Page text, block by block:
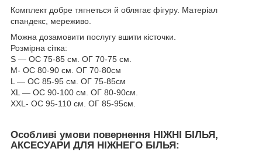
Комплект добре тягнеться й облягає фігуру. Матеріал
спандекс, мереживо.
Можна дозамовити послугу вшити кісточки.
Розмірна сітка:
S — ОС 75-85 см. ОГ 70-75 см.
M- ОС 80-90 см. ОГ 70-80см
L — ОС 85-95 см. ОГ 75-85см
XL — ОС 90-100 см. ОГ 80-90см.
XXL- ОС 95-110 см. ОГ 85-95см.
Особливі умови повернення НІЖНІ БІЛЬЯ,
АКСЕСУАРИ ДЛЯ НІЖНЕГО БІЛЬЯ: